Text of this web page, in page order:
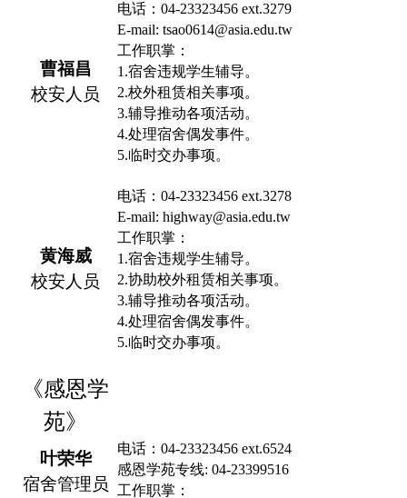
曹福昌
校安人员
电话：04-23323456 ext.3279
E-mail: tsao0614@asia.edu.tw
工作职掌：
1.宿舍违规学生辅导。
2.校外租赁相关事项。
3.辅导推动各项活动。
4.处理宿舍偶发事件。
5.临时交办事项。
黄海威
校安人员
电话：04-23323456 ext.3278
E-mail: highway@asia.edu.tw
工作职掌：
1.宿舍违规学生辅导。
2.协助校外租赁相关事项。
3.辅导推动各项活动。
4.处理宿舍偶发事件。
5.临时交办事项。
《感恩学
苑》
叶荣华
宿舍管理员
电话：04-23323456 ext.6524
感恩学苑专线: 04-23399516
工作职掌：